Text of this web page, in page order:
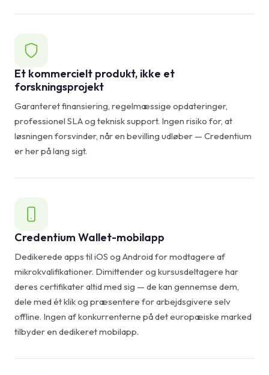
Et kommercielt produkt, ikke et
forskningsprojekt
Garanteret finansiering, regelmæssige opdateringer,
professionel SLA og teknisk support. Ingen risiko for, at
løsningen forsvinder, når en bevilling udløber — Credentium
er her på lang sigt.
Credentium Wallet-mobilapp
Dedikerede apps til iOS og Android for modtagere af
mikrokvalifikationer. Dimittender og kursusdeltagere har
deres certifikater altid med sig — de kan gennemse dem,
dele med ét klik og præsentere for arbejdsgivere selv
offline. Ingen af konkurrenterne på det europæiske marked
tilbyder en dedikeret mobilapp.